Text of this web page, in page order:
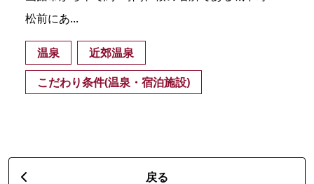
松前にあ...
温泉
近郊温泉
こだわり条件(温泉・宿泊施設)
戻る